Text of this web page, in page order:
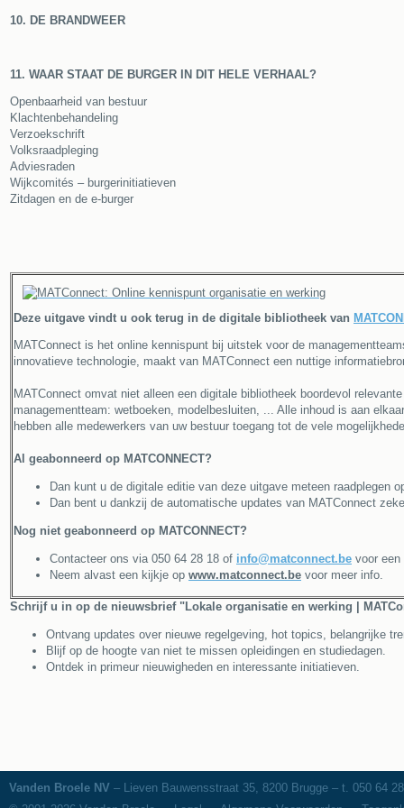
10. DE BRANDWEER
11. WAAR STAAT DE BURGER IN DIT HELE VERHAAL?
Openbaarheid van bestuur
Klachtenbehandeling
Verzoekschrift
Volksraadpleging
Adviesraden
Wijkcomités – burgerinitiatieven
Zitdagen en de e-burger
Deze uitgave vindt u ook terug in de digitale bibliotheek van
MATConnect is het online kennispunt bij uitstek voor de
innovatieve technologie, maakt van MATConnect een nuttige
MATConnect omvat niet alleen een digitale bibliotheek boordevol
managementteam: wetboeken, modelbesluiten, ... Alle inhoud is aan
hebben alle medewerkers van uw bestuur toegang tot de vele
Al geabonneerd op MATCONNECT?
Dan kunt u de digitale editie van deze uitgave meteen raadplegen
Dan bent u dankzij de automatische updates van MATConnect
Nog niet geabonneerd op MATCONNECT?
Contacteer ons via 050 64 28 18 of info@matconnect.be voor
Neem alvast een kijkje op www.matconnect.be voor meer info.
Schrijf u in op de nieuwsbrief "Lokale organisatie en werking |
Ontvang updates over nieuwe regelgeving, hot topics, belangrijke
Blijf op de hoogte van niet te missen opleidingen en studiedagen.
Ontdek in primeur nieuwigheden en interessante initiatieven.
Vanden Broele NV – Lieven Bauwensstraat 35, 8200 Brugge – t. 050 64